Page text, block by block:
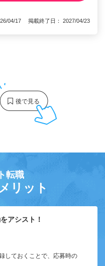
04/17 掲載終了日： 2027/04/23
転職
リット
アシスト！
しておくことで、応募時の